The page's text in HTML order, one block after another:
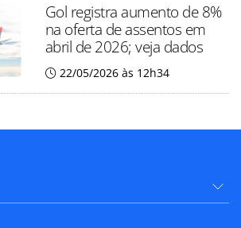
Gol registra aumento de 8%
na oferta de assentos em
abril de 2026; veja dados
22/05/2026 às 12h34